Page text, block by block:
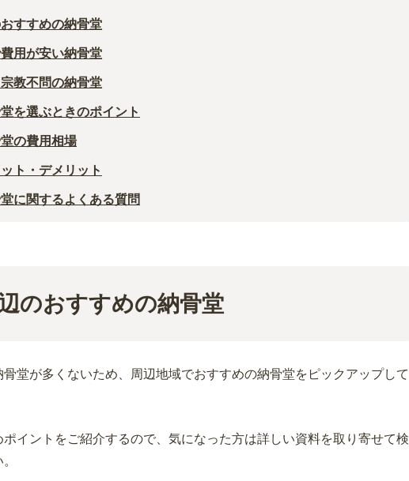
すすめの納骨堂
用が安い納骨堂
教不問の納骨堂
を選ぶときのポイント
の費用相場
ト・デメリット
に関するよくある質問
のおすすめの納骨堂
骨堂が多くないため、周辺地域でおすすめの納骨堂をピックアップして
イントをご紹介するので、気になった方は詳しい資料を取り寄せて検